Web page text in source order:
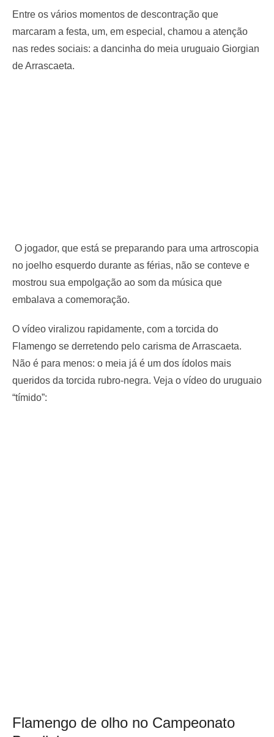
Entre os vários momentos de descontração que
marcaram a festa, um, em especial, chamou a atenção
nas redes sociais: a dancinha do meia uruguaio Giorgian
de Arrascaeta.
O jogador, que está se preparando para uma artroscopia
no joelho esquerdo durante as férias, não se conteve e
mostrou sua empolgação ao som da música que
embalava a comemoração.
O vídeo viralizou rapidamente, com a torcida do
Flamengo se derretendo pelo carisma de Arrascaeta.
Não é para menos: o meia já é um dos ídolos mais
queridos da torcida rubro-negra. Veja o vídeo do uruguaio
“tímido”:
Flamengo de olho no Campeonato